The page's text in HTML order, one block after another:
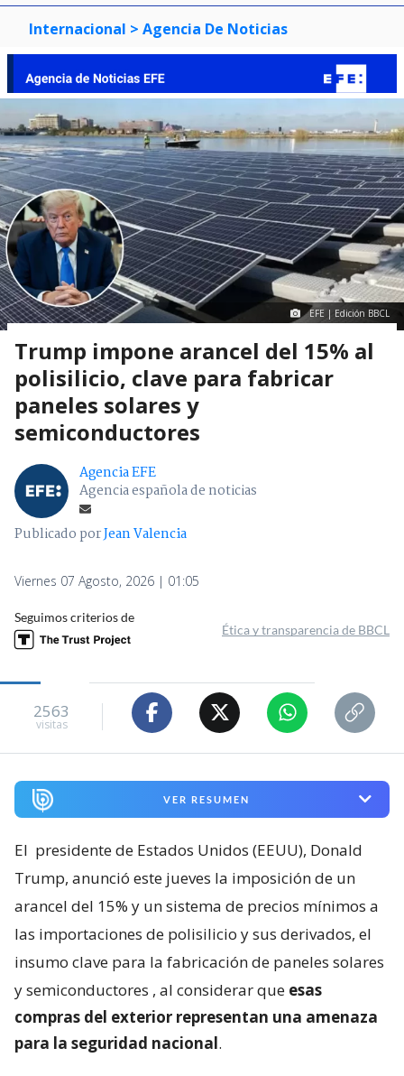
Internacional > Agencia De Noticias
EFE | Edición BBCL
Trump impone arancel del 15% al
polisilicio, clave para fabricar
paneles solares y
semiconductores
Agencia EFE
Agencia española de noticias
Publicado porJean Valencia
Viernes 07 Agosto, 2026 | 01:05
Seguimos criterios de
Ética y transparencia de BBCL
2563
visitas
VER RESUMEN
El presidente de Estados Unidos (EEUU), Donald
Trump, anunció este jueves la imposición de un
arancel del 15% y un sistema de precios mínimos a
las importaciones de polisilicio y sus derivados, el
insumo clave para la fabricación de paneles solares
y semiconductores , al considerar que esas
compras del exterior representan una amenaza
para la seguridad nacional.